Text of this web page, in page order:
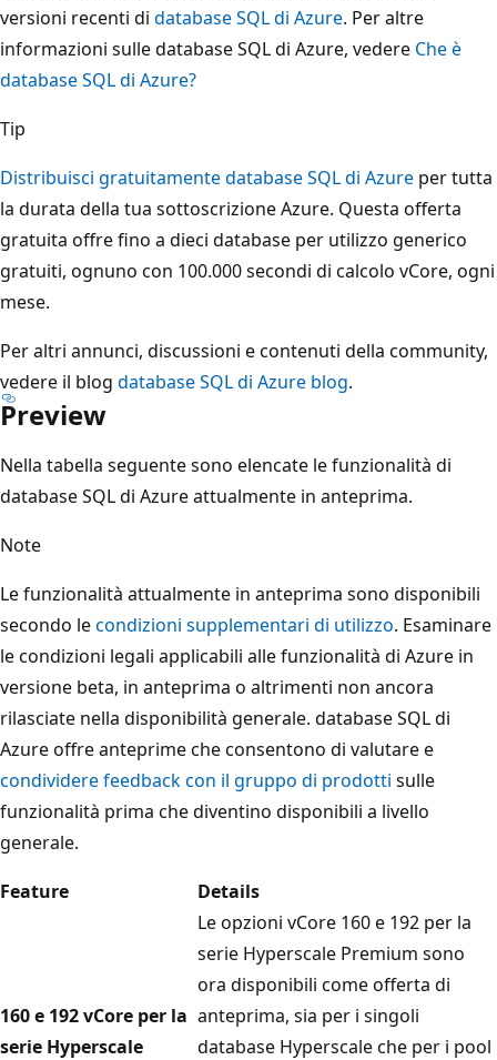
versioni recenti di database SQL di Azure. Per altre
informazioni sulle database SQL di Azure, vedere Che è
database SQL di Azure?
Tip
Distribuisci gratuitamente database SQL di Azure per tutta
la durata della tua sottoscrizione Azure. Questa offerta
gratuita offre fino a dieci database per utilizzo generico
gratuiti, ognuno con 100.000 secondi di calcolo vCore, ogni
mese.
Per altri annunci, discussioni e contenuti della community,
vedere il blog database SQL di Azure blog.
Preview
Nella tabella seguente sono elencate le funzionalità di
database SQL di Azure attualmente in anteprima.
Note
Le funzionalità attualmente in anteprima sono disponibili
secondo lecondizioni supplementari di utilizzo. Esaminare
le condizioni legali applicabili alle funzionalità di Azure in
versione beta, in anteprima o altrimenti non ancora
rilasciate nella disponibilità generale. database SQL di
Azure offre anteprime che consentono di valutare e
condividere feedback con il gruppo di prodotti sulle
funzionalità prima che diventino disponibili a livello
generale.
Feature
Details
160 e 192 vCore per la
serie Hyperscale
Le opzioni vCore 160 e 192 per la
serie Hyperscale Premium sono
ora disponibili come offerta di
anteprima, sia per i singoli
database Hyperscale che per i pool